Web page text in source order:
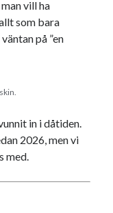
vill ha
som bara
på ”en
in i dåtiden.
2026, men vi
med.